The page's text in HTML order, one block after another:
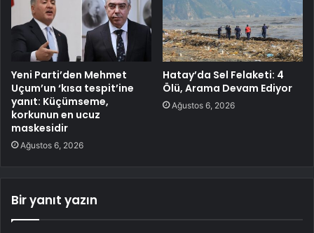
Yeni Parti’den Mehmet
Uçum’un ‘kısa tespit’ine
yanıt: Küçümseme,
korkunun en ucuz
maskesidir
Ağustos 6, 2026
Hatay’da Sel Felaketi: 4
Ölü, Arama Devam Ediyor
Ağustos 6, 2026
Bir yanıt yazın